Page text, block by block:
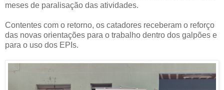
meses de paralisação das atividades.
Contentes com o retorno, os catadores receberam o reforço
das novas orientações para o trabalho dentro dos galpões e
para o uso dos EPIs.